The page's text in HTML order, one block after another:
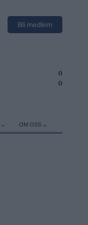
Bli medlem
0
0
OM OSS